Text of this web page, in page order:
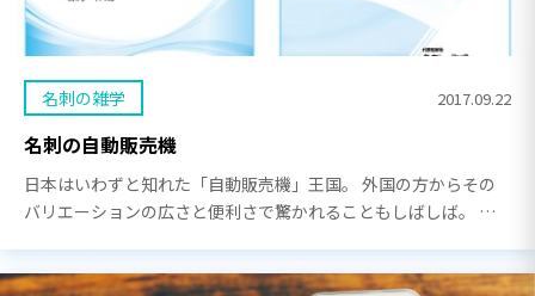
名刺の雑学 2017.09.22
名刺の自動販売機
日本はいわずと知れた「自動販売機」王国。 外国の方からその
バリエーションの広さと便利さで驚かれることもしばしば。 し